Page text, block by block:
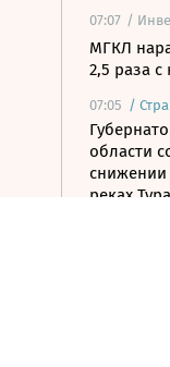
07:07 /
МГКЛ
2,5 раза с
07:05 /
области
снижении
реках